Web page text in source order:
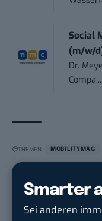
Smarter
Sei anderen
Social
(m/w/
Dr.
Compa...
THEMEN: MOBILITYMAG